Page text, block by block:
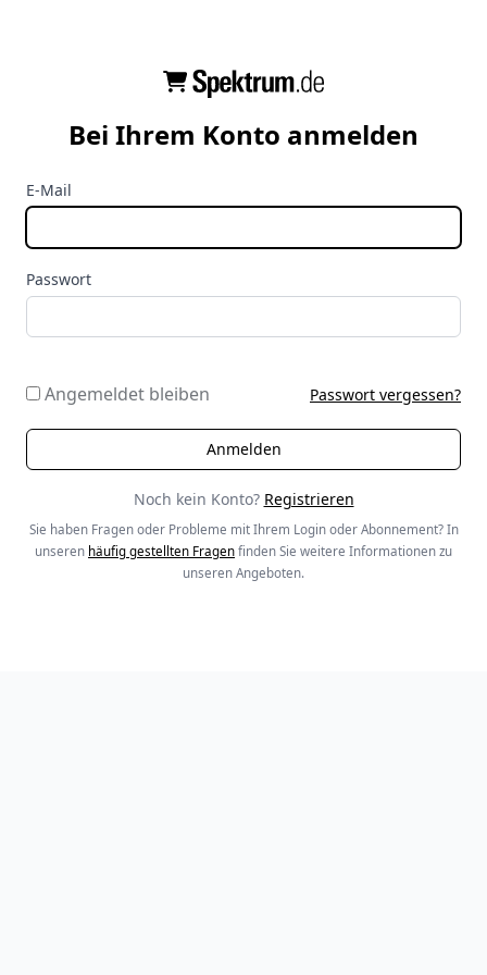
Bei Ihrem Konto anmelden
E-Mail
Passwort
Angemeldet bleiben Passwort vergessen?
Noch kein Konto? Registrieren
Sie haben Fragen oder Probleme mit Ihrem Login oder Abonnement? In
unseren häufig gestellten Fragen finden Sie weitere Informationen zu
unseren Angeboten.